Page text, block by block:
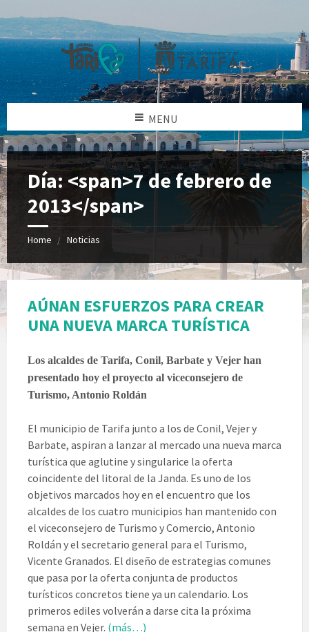
MENU
Día: <span>7 de febrero de
2013</span>
Home Noticias
AÚNAN ESFUERZOS PARA CREAR
UNA NUEVA MARCA TURÍSTICA
Los alcaldes de Tarifa, Conil, Barbate y Vejer han
presentado hoy el proyecto al viceconsejero de
Turismo, Antonio Roldán
El municipio de Tarifa junto a los de Conil, Vejer y
Barbate, aspiran a lanzar al mercado una nueva marca
turística que aglutine y singularice la oferta
coincidente del litoral de la Janda. Es uno de los
objetivos marcados hoy en el encuentro que los
alcaldes de los cuatro municipios han mantenido con
el viceconsejero de Turismo y Comercio, Antonio
Roldán y el secretario general para el Turismo,
Vicente Granados. El diseño de estrategias comunes
que pasa por la oferta conjunta de productos
turísticos concretos tiene ya un calendario. Los
primeros ediles volverán a darse cita la próxima
semana en Vejer. (más…)